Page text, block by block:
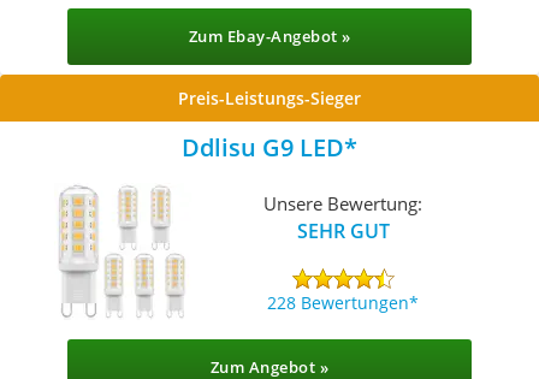
Zum Ebay-Angebot »
Preis-Leistungs-Sieger
Ddlisu G9 LED
Unsere Bewertung:
SEHR GUT
228 Bewertungen
Zum Angebot »